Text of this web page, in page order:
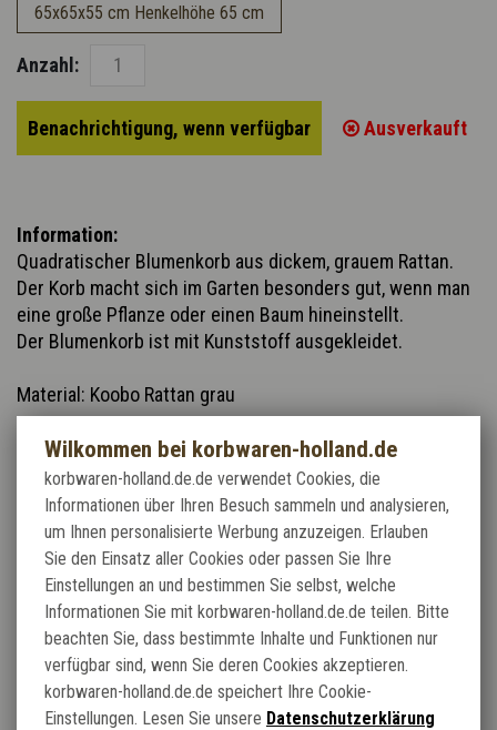
65x65x55 cm Henkelhöhe 65 cm
Anzahl:
Benachrichtigung, wenn verfügbar Ausverkauft
Information:
Quadratischer Blumenkorb aus dickem, grauem Rattan.
Der Korb macht sich im Garten besonders gut, wenn man
eine große Pflanze oder einen Baum hineinstellt.
Der Blumenkorb ist mit Kunststoff ausgekleidet.
Material: Koobo Rattan grau
Material: Koobo Rattan grau
Verwandte Produkte:
Wilkommen bei korbwaren-holland.de
korbwaren-holland.de.de verwendet Cookies, die
Informationen über Ihren Besuch sammeln und analysieren,
um Ihnen personalisierte Werbung anzuzeigen. Erlauben
Sie den Einsatz aller Cookies oder passen Sie Ihre
Einstellungen an und bestimmen Sie selbst, welche
Informationen Sie mit korbwaren-holland.de.de teilen. Bitte
beachten Sie, dass bestimmte Inhalte und Funktionen nur
verfügbar sind, wenn Sie deren Cookies akzeptieren.
korbwaren-holland.de.de speichert Ihre Cookie-
Einstellungen. Lesen Sie unsere Datenschutzerklärung